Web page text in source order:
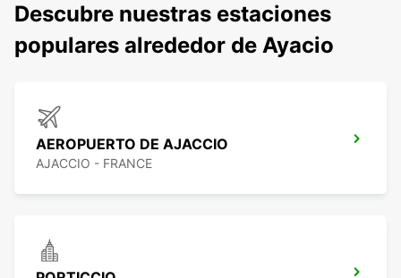
Descubre nuestras estaciones
populares alrededor de Ayacio
AEROPUERTO DE AJACCIO
AJACCIO - FRANCE